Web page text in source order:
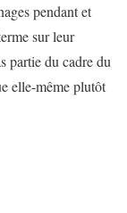
pendant et
sur leur
partie du cadre du
elle-même plutôt